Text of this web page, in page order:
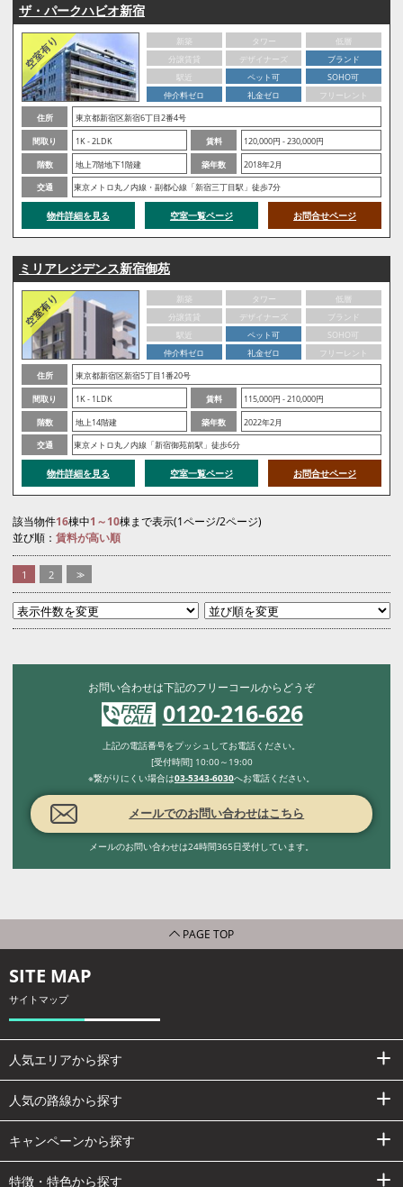
ザ・パークハビオ新宿
新築 タワー
低層
分譲賃貸
デザイナーズ
ブランド
駅近
ペット可
SOHO可
仲介料ゼロ
礼金ゼロ
フリーレント
住所
東京都新宿区新宿6丁目2番4号
間取り
1K - 2LDK 賃料
120,000円 - 230,000円
階数
地上7階地下1階建 築年数
2018年2月
交通
東京メトロ丸ノ内線・副都心線「新宿三丁目駅」徒歩7分
物件詳細を見る 空室一覧ページ お問合せページ
ミリアレジデンス新宿御苑
新築 タワー
低層
分譲賃貸
デザイナーズ
ブランド
駅近
ペット可
SOHO可
仲介料ゼロ
礼金ゼロ
フリーレント
住所
東京都新宿区新宿5丁目1番20号
間取り
1K - 1LDK 賃料
115,000円 - 210,000円
階数
地上14階建 築年数
2022年2月
交通
東京メトロ丸ノ内線「新宿御苑前駅」徒歩6分
物件詳細を見る 空室一覧ページ お問合せページ
該当物件16棟中1～10棟まで表示(1ページ/2ページ)
並び順： 賃料が高い順
1 2 >>
お問い合わせは下記のフリーコールからどうぞ
0120-216-626
上記の電話番号をプッシュしてお電話ください。
[受付時間] 10:00～19:00
※繋がりにくい場合は03-5343-6030へお電話ください。
メールでのお問い合わせはこちら
メールのお問い合わせは24時間365日受付しています。
PAGE TOP
SITE MAP
サイトマップ
人気エリアから探す
人気の路線から探す
キャンペーンから探す
特徴・特色から探す